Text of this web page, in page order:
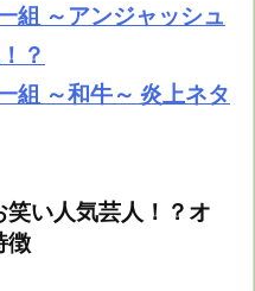
組 ～アンジャッシュ
？
組 ～和牛～ 炎上ネタ
い人気芸人！？オ
徴